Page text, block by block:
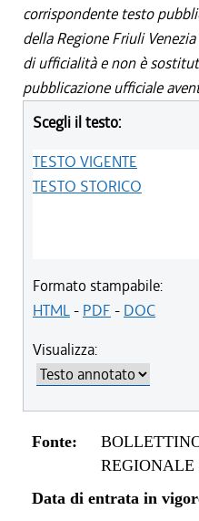
corrispondente testo
della Regione Friuli
di ufficialità e non è
pubblicazione ufficiale
Scegli il testo:
TESTO VIGENTE
TESTO STORICO
Formato stampabile:
HTML- PDF - DOC
Visualizza:
Fonte:
REGIONALE
Data di entrata in